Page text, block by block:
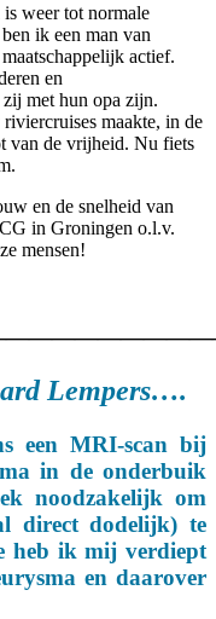
weer tot normale
ik een man van
actief.
en
met hun opa zijn.
maakte, in de
van de vrijheid. Nu fiets
en de snelheid van
in Groningen o.l.v.
mensen!
Lempers….
een MRI-scan bij
in de onderbuik
noodzakelijk om
direct dodelijk) te
heb ik mij verdiept
en daarover